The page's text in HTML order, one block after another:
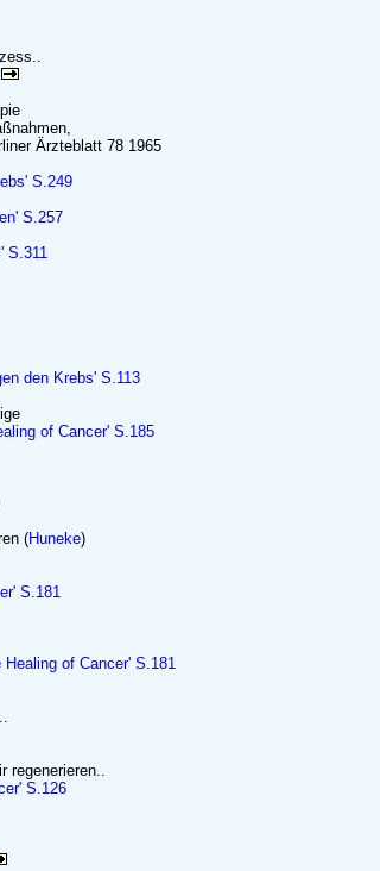
Ärzteblatt 78 1965
S.249
S.257
S.311
den Krebs' S.113
of Cancer' S.185
(Huneke)
S.181
Healing of Cancer' S.181
regenerieren..
S.126